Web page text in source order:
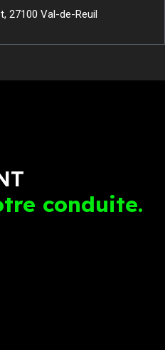
27100 Val-de-Reuil
conduite.